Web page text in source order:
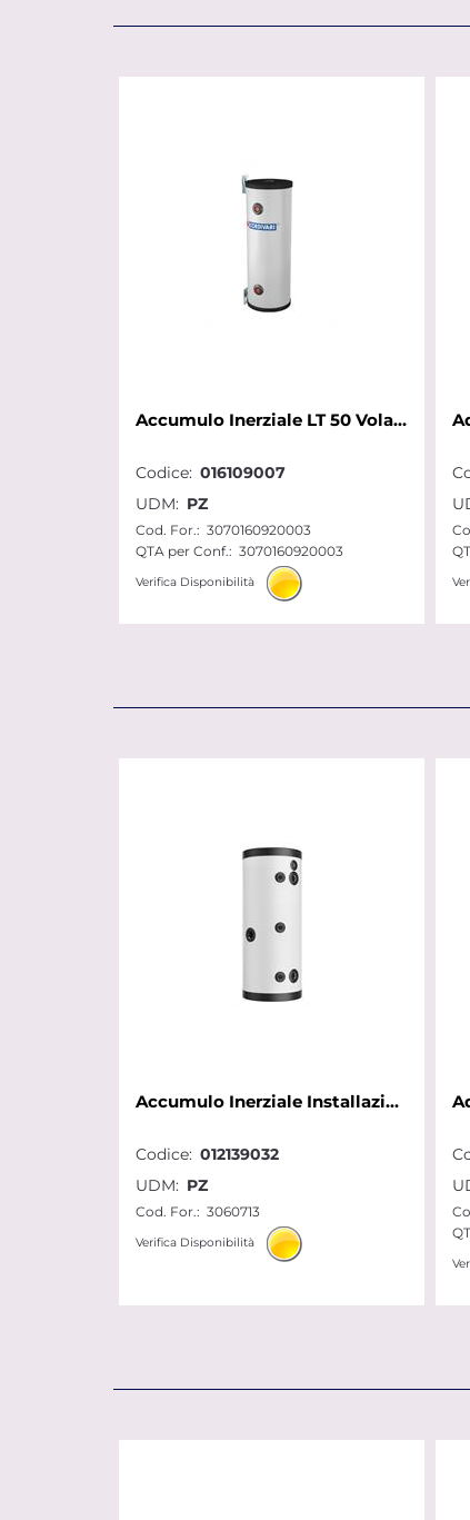
Accumulo Inerziale LT 50 Volano Termico Acqua Calda Fredda Impianti
Codice: 016109007
UDM: PZ
Cod. For.: 3070160920003
QTA per Conf.: 3070160920003
Verifica Disponibilità
Accumulo Inerziale Installazione Esterna Riscal.Raffr.CKZ 50 H
Codice: 012139032
UDM: PZ
Cod. For.: 3060713
Verifica Disponibilità